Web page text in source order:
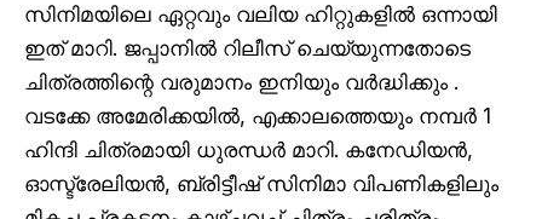
സിനിമയിലെ ഏറ്റവും വലിയ ഹിറ്റുകളിൽ ഒന്നായി
ഇത് മാറി. ജപ്പാനിൽ റിലീസ് ചെയ്യുന്നതോടെ
ചിത്രത്തിന്റെ വരുമാനം ഇനിയും വർദ്ധിക്കും .
വടക്കേ അമേരിക്കയിൽ, എക്കാലത്തെയും നമ്പർ 1
ഹിന്ദി ചിത്രമായി ധുരന്ധർ മാറി. കനേഡിയൻ,
ഓസ്ട്രേലിയൻ, ബ്രിട്ടീഷ് സിനിമാ വിപണികളിലും